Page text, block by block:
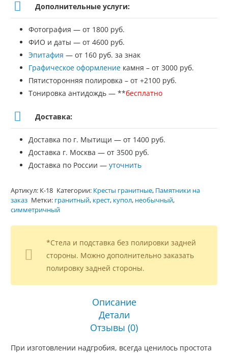
Дополнительные услуги:
Фотография — от 1800 руб.
ФИО и даты — от 4600 руб.
Эпитафия — от 160 руб. за знак
Графическое оформление камня – от 3000 руб.
Пятисторонняя полировка – от +2100 руб.
Тонировка антидождь — **бесплатно
Доставка:
Доставка по г. Мытищи — от 1400 руб.
Доставка г. Москва — от 3500 руб.
Доставка по России — уточнить
Артикул: К-18 Категории: Кресты гранитные, Памятники на
заказ Метки: гранитный, крест, купол, необычный,
симметричный
*Стела и подставка без полировки задней
стороны. Можно дополнительно заказать
полировку задней стороны.
Описание
Детали
Отзывы (0)
При изготовлении надгробия, всегда ценилось простота